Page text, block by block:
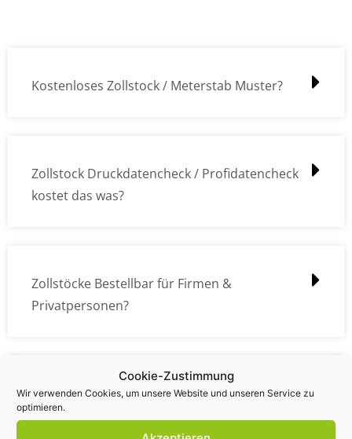
Cookie-Zustimmung
Wir verwenden Cookies, um unsere Website und unseren Service zu
optimieren.
Kostenloses Zollstock / Meterstab Muster?
Zollstock Druckdatencheck / Profidatencheck
kostet das was?
Zollstöcke Bestellbar für Firmen &
Privatpersonen?
Wie kann ich die Daten (z.B. Logos und Texte)
übermitteln?